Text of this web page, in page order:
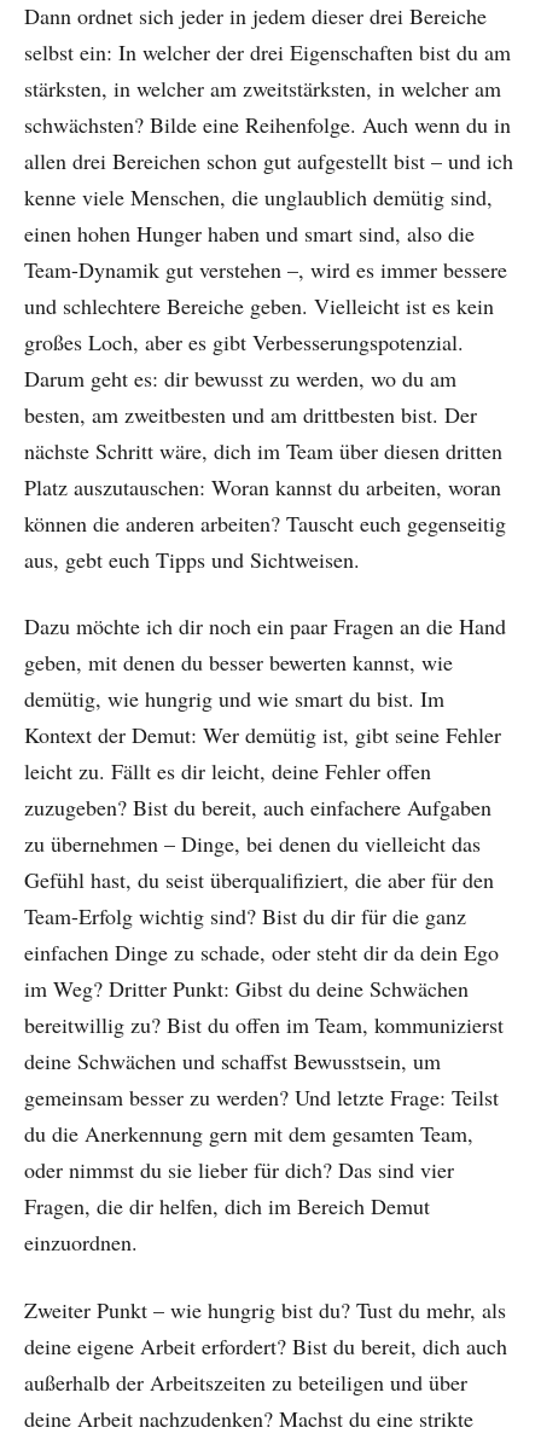
Dann ordnet sich jeder in jedem dieser drei Bereiche
selbst ein: In welcher der drei Eigenschaften bist du am
stärksten, in welcher am zweitstärksten, in welcher am
schwächsten? Bilde eine Reihenfolge. Auch wenn du in
allen drei Bereichen schon gut aufgestellt bist – und ich
kenne viele Menschen, die unglaublich demütig sind,
einen hohen Hunger haben und smart sind, also die
Team-Dynamik gut verstehen –, wird es immer bessere
und schlechtere Bereiche geben. Vielleicht ist es kein
großes Loch, aber es gibt Verbesserungspotenzial.
Darum geht es: dir bewusst zu werden, wo du am
besten, am zweitbesten und am drittbesten bist. Der
nächste Schritt wäre, dich im Team über diesen dritten
Platz auszutauschen: Woran kannst du arbeiten, woran
können die anderen arbeiten? Tauscht euch gegenseitig
aus, gebt euch Tipps und Sichtweisen.
Dazu möchte ich dir noch ein paar Fragen an die Hand
geben, mit denen du besser bewerten kannst, wie
demütig, wie hungrig und wie smart du bist. Im
Kontext der Demut: Wer demütig ist, gibt seine Fehler
leicht zu. Fällt es dir leicht, deine Fehler offen
zuzugeben? Bist du bereit, auch einfachere Aufgaben
zu übernehmen – Dinge, bei denen du vielleicht das
Gefühl hast, du seist überqualifiziert, die aber für den
Team-Erfolg wichtig sind? Bist du dir für die ganz
einfachen Dinge zu schade, oder steht dir da dein Ego
im Weg? Dritter Punkt: Gibst du deine Schwächen
bereitwillig zu? Bist du offen im Team, kommunizierst
deine Schwächen und schaffst Bewusstsein, um
gemeinsam besser zu werden? Und letzte Frage: Teilst
du die Anerkennung gern mit dem gesamten Team,
oder nimmst du sie lieber für dich? Das sind vier
Fragen, die dir helfen, dich im Bereich Demut
einzuordnen.
Zweiter Punkt – wie hungrig bist du? Tust du mehr, als
deine eigene Arbeit erfordert? Bist du bereit, dich auch
außerhalb der Arbeitszeiten zu beteiligen und über
deine Arbeit nachzudenken? Machst du eine strikte